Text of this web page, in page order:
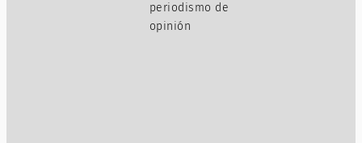
periodismo de
opinión